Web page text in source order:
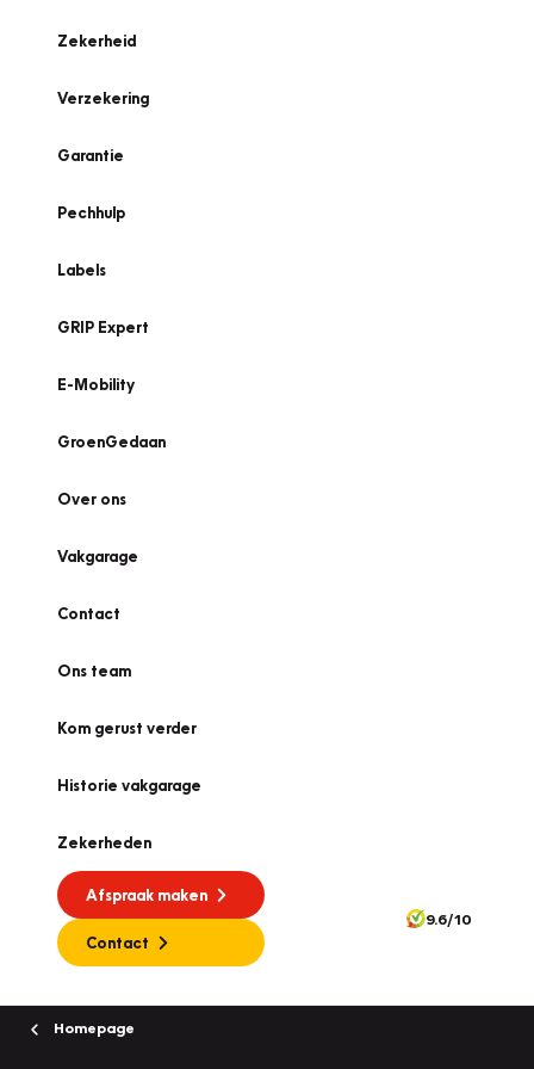
Zekerheid
Verzekering
Garantie
Pechhulp
Labels
GRIP Expert
E-Mobility
GroenGedaan
Over ons
Vakgarage
Contact
Ons team
Kom gerust verder
Historie vakgarage
Zekerheden
Afspraak maken
Contact
9.6/10
Homepage